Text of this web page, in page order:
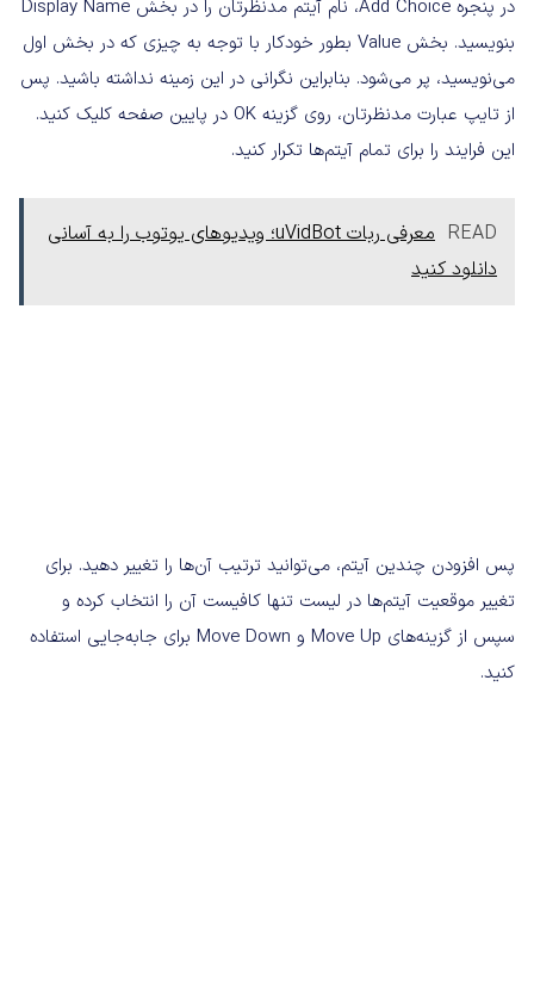
در پنجره Add Choice، نام آیتم مدنظرتان را در بخش Display Name
بنویسید. بخش Value بطور خودکار با توجه به چیزی که در بخش اول
می‌نویسید، پر می‌شود. بنابراین نگرانی در این زمینه نداشته باشید. پس
از تایپ عبارت مدنظرتان، روی گزینه OK در پایین صفحه کلیک کنید.
این فرایند را برای تمام آیتم‌ها تکرار کنید.
READ
معرفی ربات uVidBot؛ ویدیوهای یوتوب را به آسانی
دانلود کنید
پس افزودن چندین آیتم، می‌توانید ترتیب آن‌ها را تغییر دهید. برای
تغییر موقعیت آیتم‌ها در لیست تنها کافیست آن را انتخاب کرده و
سپس از گزینه‌های Move Up و Move Down برای جابه‌جایی استفاده
کنید.